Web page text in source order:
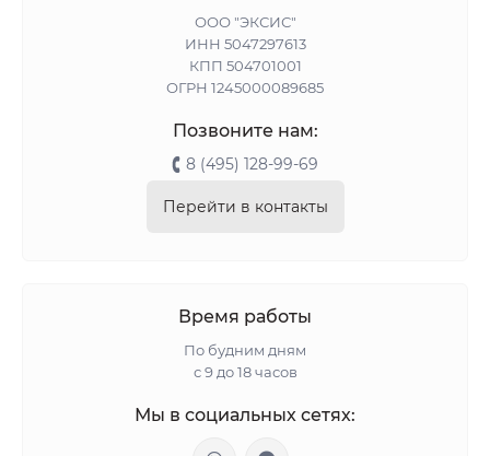
ООО "ЭКСИС"
ИНН 5047297613
КПП 504701001
ОГРН 1245000089685
Позвоните нам:
8 (495) 128-99-69
Перейти в контакты
Время работы
По будним дням
с 9 до 18 часов
Мы в социальных сетях: